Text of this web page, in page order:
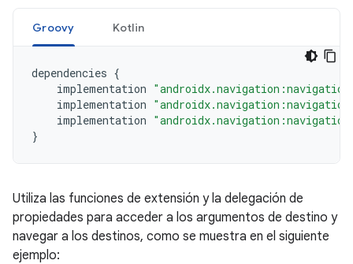
Groovy Kotlin
dependencies {
implementation
implementation
implementation
}
Utiliza las funciones de extensión y la delegación de
propiedades para acceder a los argumentos de destino y
navegar a los destinos, como se muestra en el siguiente
ejemplo: